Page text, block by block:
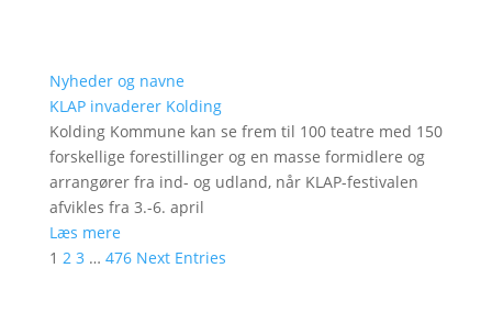
Nyheder og navne
KLAP invaderer Kolding
Kolding Kommune kan se frem til 100 teatre med 150
forskellige forestillinger og en masse formidlere og
arrangører fra ind- og udland, når KLAP-festivalen
afvikles fra 3.-6. april
Læs mere
1 2 3 … 476 Next Entries